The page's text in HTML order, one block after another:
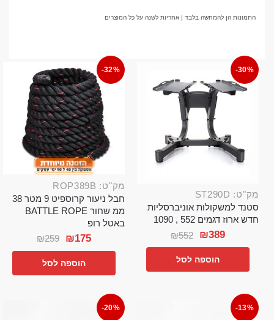
התמונות הן להמחשה בלבד | אחריות לשנה על כל המוצרים
-30%
מק"ט: ST290D
סטנד למשקולות אוניברסליות
חדש ארוז דגמים 552 , 1090
₪552 ₪389
הוספה לסל
-32%
מק"ט: ROP389B
חבל ניעור קרוספיט 9 מטר 38
ממ שחור BATTLE ROPE
באטל רופ
₪259 ₪175
הוספה לסל
-13%
-20%